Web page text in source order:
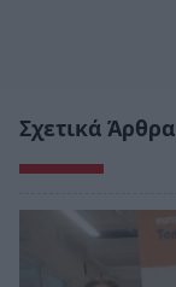
Σχετικά Άρθρα